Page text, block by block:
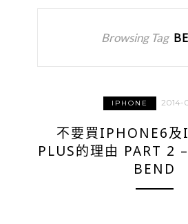
Browsing Tag
IPHONE 2014-
不要買IPHONE6
PLUS的理由 PART 2
BEND